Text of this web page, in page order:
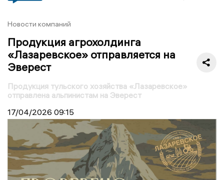
Новости компаний
Продукция агрохолдинга
«Лазаревское» отправляется на
Эверест
Продукция тульского хозяйства «Лазаревское»
отправлена альпинистам на Эверест
17/04/2026 09:15